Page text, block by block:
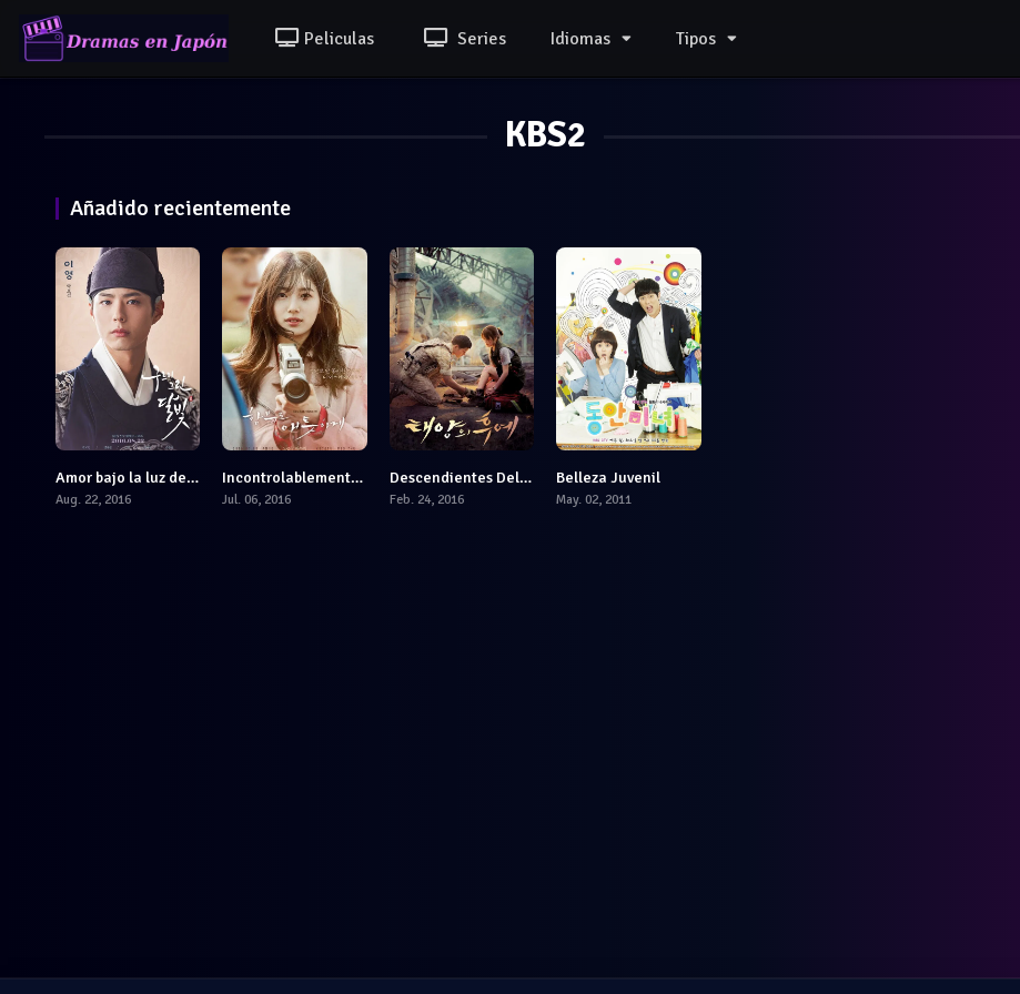
Peliculas Series Idiomas Tipos
KBS2
Añadido recientemente
7Amor bajo la luz de la luna
Aug. 22, 2016
7.4Incontrolablemente Enamorados
Jul. 06, 2016
8.357Descendientes Del Sol
Feb. 24, 2016
Belleza Juvenil
May. 02, 2011